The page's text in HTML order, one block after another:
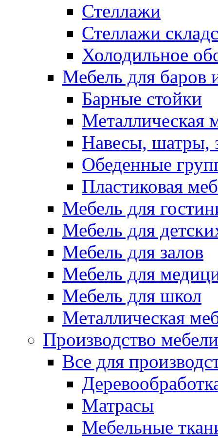
Стеллажи
Стеллажи
Холодильное
Мебель для баров
Барные стойки
Металлическая
Навесы, шатры,
Обеденные
Пластиковая
Мебель для
Мебель для
Мебель для залов
Мебель для
Мебель для школ
Металлическая
Производство мебели
Все для
Матрасы
Мебельные